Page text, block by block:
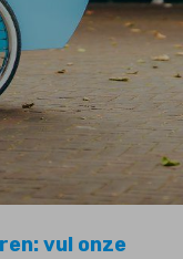
vul onze